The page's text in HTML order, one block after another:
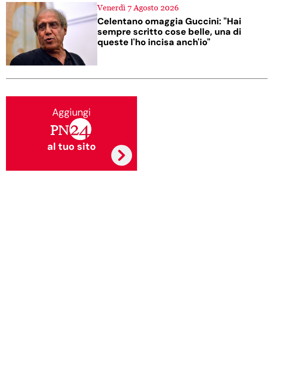
Venerdì 7 Agosto 2026
Celentano omaggia Guccini: "Hai
sempre scritto cose belle, una di
queste l'ho incisa anch'io"
Aggiungi
al tuo sito